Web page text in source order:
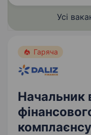
оборону,
Усі
Гаряча
Начальник